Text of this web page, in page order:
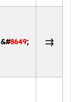
⇉
&#8649;